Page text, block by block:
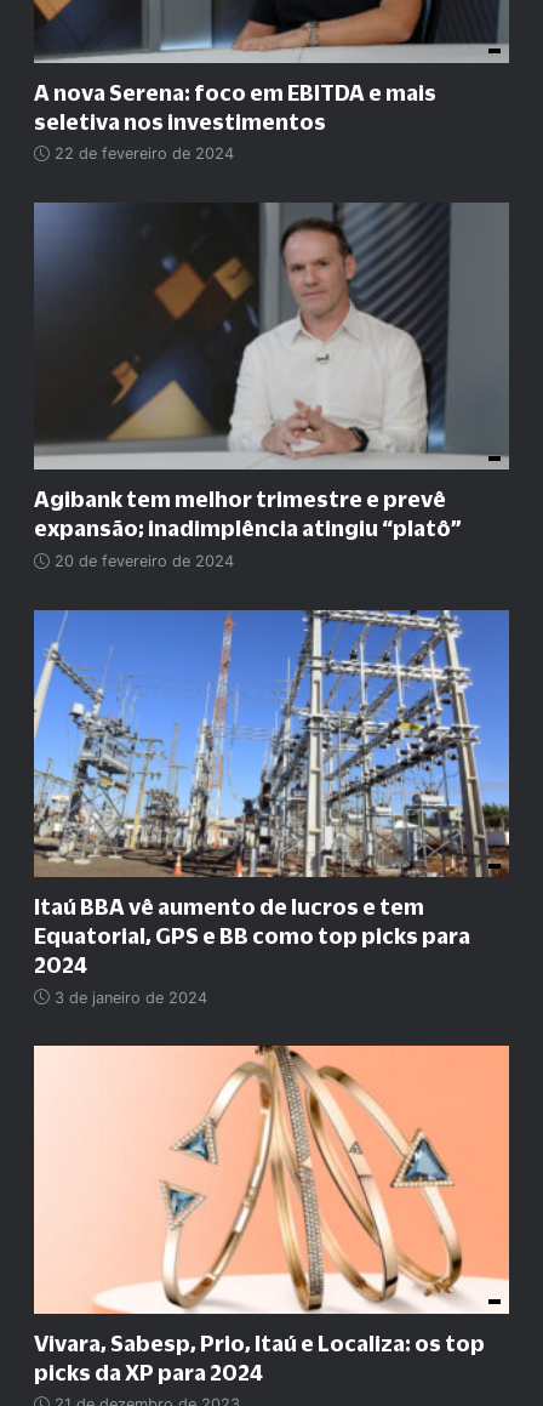
A nova Serena: foco em EBITDA e mais
seletiva nos investimentos
22 de fevereiro de 2024
Agibank tem melhor trimestre e prevê
expansão; inadimplência atingiu “platô”
20 de fevereiro de 2024
Itaú BBA vê aumento de lucros e tem
Equatorial, GPS e BB como top picks para
2024
3 de janeiro de 2024
Vivara, Sabesp, Prio, Itaú e Localiza: os top
picks da XP para 2024